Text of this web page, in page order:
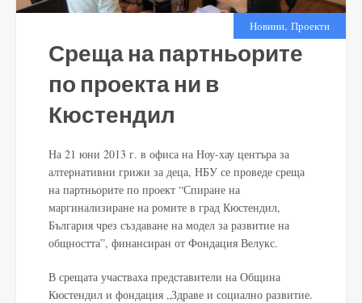
Новини, Проекти
Среща на партньорите
по проекта ни в
Кюстендил
На 21 юни 2013 г. в офиса на Ноу-хау центъра за
алтернативни грижи за деца, НБУ се проведе среща
на партньорите по проект “Спиране на
маргинализиране на ромите в град Кюстендил,
България чрез създаване на модел за развитие на
общността”, финансиран от Фондация Велукс.
В срещата участваха представители на Община
Кюстендил и фондация „Здраве и социално развитие.